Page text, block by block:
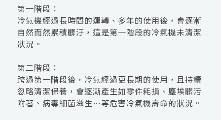
第一階段：
冷氣機經過長時間的運轉、多年的使用後，會逐漸
自然而然累積髒汙，這是第一階段的冷氣機未清潔
狀況。
第二階段：
跨過第一階段後，冷氣經過更長期的使用，且持續
忽略清潔保養，會逐漸產生如零件耗損、塵埃髒污
附著、病毒細菌滋生…等危害冷氣機壽命的狀況。